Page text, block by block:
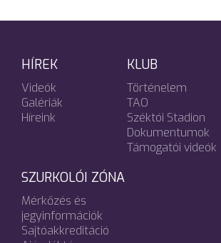
HÍREK
Videók
Galériák
Híreink
KLUB
Történelem
TAO
Széktói Stadion
Dokumentumok
Támogatói videók
SZURKOLÓI ZÓNA
Mérkőzés és
jegyinformációk
Sajtóakkreditáció